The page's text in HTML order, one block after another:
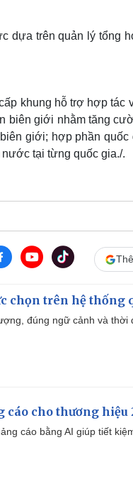
dựa trên quản lý tổng
khung hỗ trợ hợp tác
biên giới nhằm tăng
giới; hợp phần quốc
tại từng quốc gia./.
chọn trên hệ thống
đúng ngữ cảnh và thời
cáo cho thương hiệu
cáo bằng AI giúp tiết